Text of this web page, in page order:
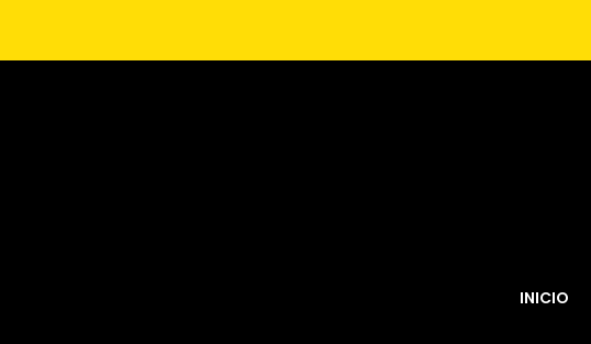
INICIO